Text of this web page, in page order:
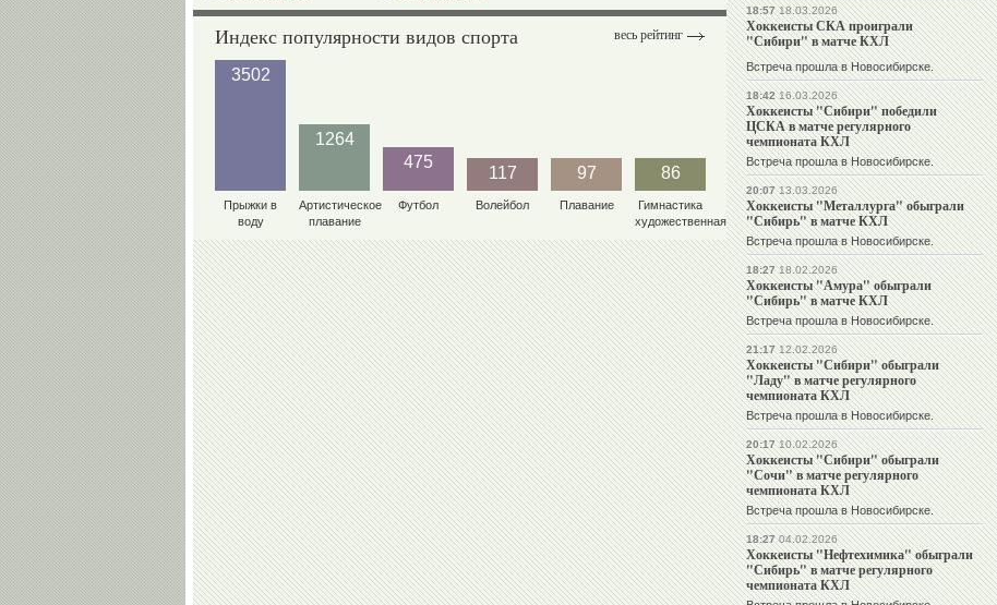
весь рейтинг
Индекс популярности видов спорта
3502
Прыжки в
воду
1264
Артистическое
плавание
475
Футбол
117
Волейбол
97
Плавание
86
Гимнастика
художественная
18:5718.03.2026
Хоккеисты СКА проиграли
"Сибири" в матче КХЛ
Встреча прошла в Новосибирске.
18:4216.03.2026
Хоккеисты "Сибири" победили
ЦСКА в матче регулярного
чемпионата КХЛ
Встреча прошла в Новосибирске.
20:0713.03.2026
Хоккеисты "Металлурга" обыграли
"Сибирь" в матче КХЛ
Встреча прошла в Новосибирске.
18:2718.02.2026
Хоккеисты "Амура" обыграли
"Сибирь" в матче КХЛ
Встреча прошла в Новосибирске.
21:1712.02.2026
Хоккеисты "Сибири" обыграли
"Ладу" в матче регулярного
чемпионата КХЛ
Встреча прошла в Новосибирске.
20:1710.02.2026
Хоккеисты "Сибири" обыграли
"Сочи" в матче регулярного
чемпионата КХЛ
Встреча прошла в Новосибирске.
18:2704.02.2026
Хоккеисты "Нефтехимика" обыграли
"Сибирь" в матче регулярного
чемпионата КХЛ